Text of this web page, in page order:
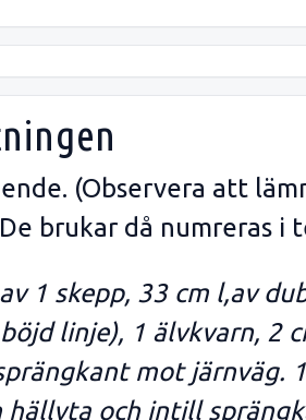
(Observera att
brukar då numreras i
1 skepp, 33 cm l,av
linje), 1 älvkvarn, 2
mot järnväg.
hällyta och intill